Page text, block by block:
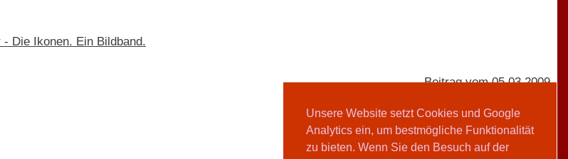
Unsere Website setzt Cookies und Google
Analytics ein, um bestmögliche Funktionalität
zu bieten. Wenn Sie den Besuch auf der
Die Ikonen. Ein Bildband.
Beitrag vom 05.03.2009
AVIVA-Redaktion